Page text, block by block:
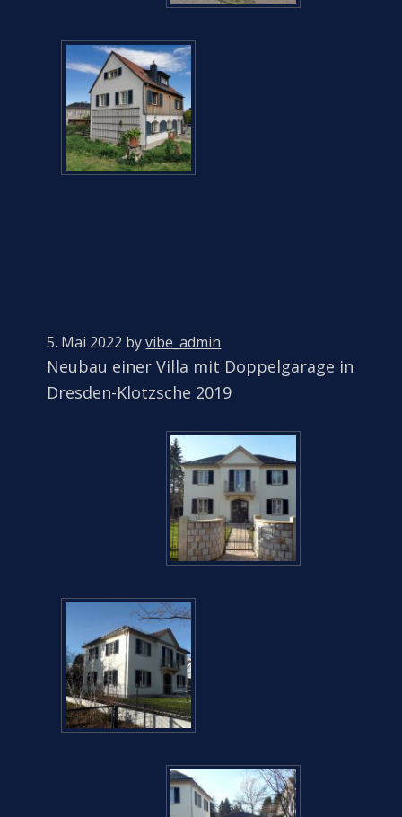
5. Mai 2022 byvibe_admin
Neubau einer Villa mit Doppelgarage in
Dresden-Klotzsche 2019